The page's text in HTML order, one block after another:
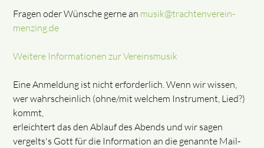
Fragen oder Wünsche gerne an musik@trachtenverein-
menzing.de
Weitere Informationen zur Vereinsmusik
Eine Anmeldung ist nicht erforderlich. Wenn wir wissen,
wer wahrscheinlich (ohne/mit welchem Instrument, Lied?)
kommt,
erleichtert das den Ablauf des Abends und wir sagen
vergelts's Gott für die Information an die genannte Mail-